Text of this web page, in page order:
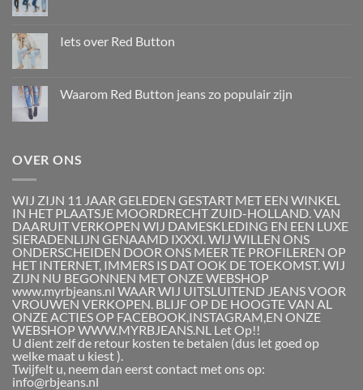
Iets over Red Button
Waarom Red Button jeans zo populair zijn
OVER ONS
WIJ ZIJN 11 JAAR GELEDEN GESTART MET EEN WINKEL
IN HET PLAATSJE MOORDRECHT ZUID-HOLLAND. VAN
DAARUIT VERKOPEN WIJ DAMESKLEDING EN EEN LUXE
SIERADENLIJN GENAAMD IXXXI. WIJ WILLEN ONS
ONDERSCHEIDEN DOOR ONS MEER TE PROFILEREN OP
HET INTERNET, IMMERS IS DAT OOK DE TOEKOMST. WIJ
ZIJN NU BEGONNEN MET ONZE WEBSHOP
www.myrbjeans.nl WAAR WIJ UITSLUITEND JEANS VOOR
VROUWEN VERKOPEN. BLIJF OP DE HOOGTE VAN AL
ONZE ACTIES OP FACEBOOK,INSTAGRAM,EN ONZE
WEBSHOP WWW.MYRBJEANS.NL Let Op!!
U dient zelf de retour kosten te betalen (dus let goed op
welke maat u kiest ).
Twijfelt u, neem dan eerst contact met ons op:
info@rbjeans.nl